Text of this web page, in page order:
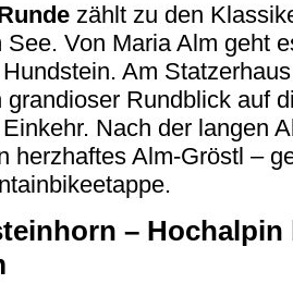
zählt zu den
See. Von Maria Alm geht
Am
grandioser Rundblick auf
Nach der langen
herzhaftes Alm-Gröstl –
– Hochalpin